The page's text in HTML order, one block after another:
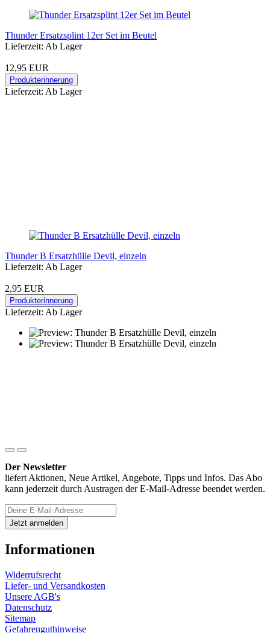
Thunder Ersatzsplint 12er Set im Beutel
Lieferzeit: Ab Lager
12,95 EUR
Produkterinnerung
Lieferzeit: Ab Lager
Thunder B Ersatzhülle Devil, einzeln
Lieferzeit: Ab Lager
2,95 EUR
Produkterinnerung
Lieferzeit: Ab Lager
Der Newsletter
liefert Aktionen, Neue Artikel, Angebote, Tipps und Infos. Das Abo
kann jederzeit durch Austragen der E-Mail-Adresse beendet werden.
Informationen
Widerrufsrecht
Liefer- und Versandkosten
Unsere AGB's
Datenschutz
Sitemap
Gefahrenguthinweise